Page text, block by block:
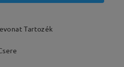
Tartozék